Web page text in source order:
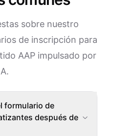
sobre nuestro
de inscripción para
AAP impulsado por
formulario de
después de